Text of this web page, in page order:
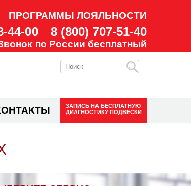
ПРОГРАММЫ ЛОЯЛЬНОСТИ
44-00 8 (800) 707-51-40
по России бесплатный
ЗАПИСЬ НА БЕСПЛАТНУЮ
ДИАГНОСТИКУ ПОДВЕСКИ